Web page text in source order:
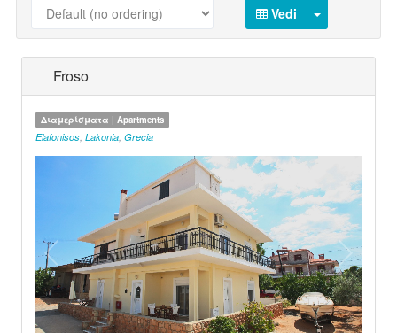
Vedi
Froso
Διαμερίσματα | Apartments
Elafonisos, Lakonia, Grecia